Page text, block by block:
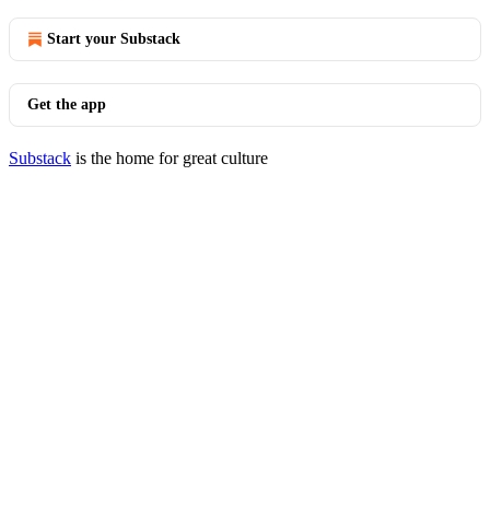
Start your Substack
Get the app
Substack is the home for great culture